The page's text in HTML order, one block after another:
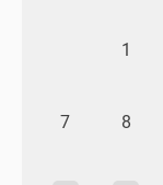
1
7 8